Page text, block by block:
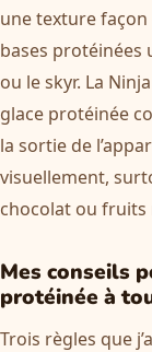
une texture
bases protéinées
ou le skyr. La
glace protéinée
la sortie de
visuellement,
chocolat ou fruits
Mes conseils
protéinée à
Trois règles que